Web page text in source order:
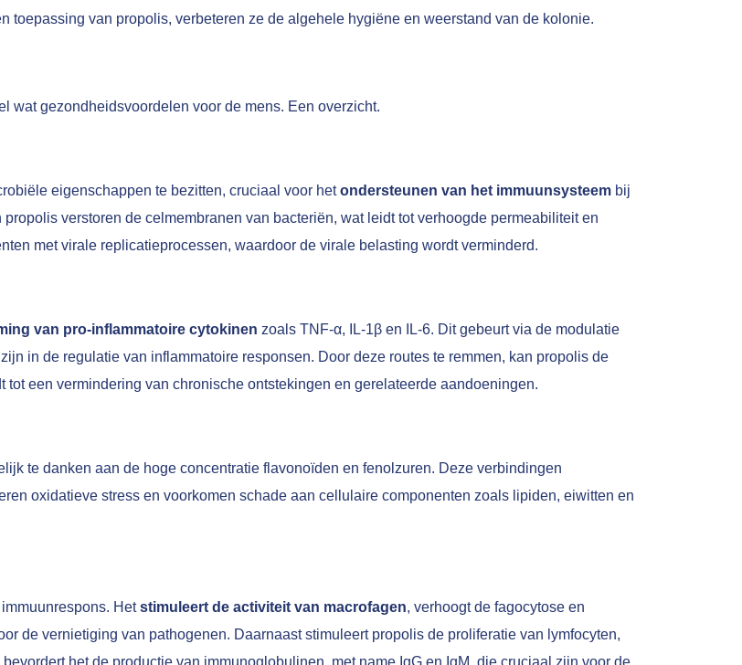
toepassing van propolis, verbeteren ze de algehele hygiëne en weerstand van de kolonie.
wat gezondheidsvoordelen voor de mens. Een overzicht.
eigenschappen te bezitten, cruciaal voor hetondersteunen van het immuunsysteem bij
verstoren de celmembranen van bacteriën, wat leidt tot verhoogde permeabiliteit en
met virale replicatieprocessen, waardoor de virale belasting wordt verminderd.
van pro-inflammatoire cytokinen zoals TNF-α, IL-1β en IL-6. Dit gebeurt via de modulatie
in de regulatie van inflammatoire responsen. Door deze routes te remmen, kan propolis de
een vermindering van chronische ontstekingen en gerelateerde aandoeningen.
te danken aan de hoge concentratie flavonoïden en fenolzuren. Deze verbindingen
oxidatieve stress en voorkomen schade aan cellulaire componenten zoals lipiden, eiwitten en
Hetstimuleert de activiteit van macrofagen, verhoogt de fagocytose en
de vernietiging van pathogenen. Daarnaast stimuleert propolis de proliferatie van lymfocyten,
het de productie van immunoglobulinen, met name IgG en IgM, die cruciaal zijn voor de